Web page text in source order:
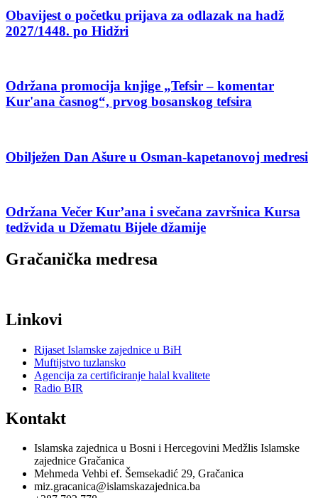
Obavijest o početku prijava za odlazak na hadž
2027/1448. po Hidžri
Održana promocija knjige „Tefsir – komentar
Kur'ana časnog“, prvog bosanskog tefsira
Obilježen Dan Ašure u Osman-kapetanovoj medresi
Održana Večer Kur’ana i svečana završnica Kursa
tedžvida u Džematu Bijele džamije
Gračanička medresa
Linkovi
Rijaset Islamske zajednice u BiH
Muftijstvo tuzlansko
Agencija za certificiranje halal kvalitete
Radio BIR
Kontakt
Islamska zajednica u Bosni i Hercegovini Medžlis Islamske
zajednice Gračanica
Mehmeda Vehbi ef. Šemsekadić 29, Gračanica
miz.gracanica@islamskazajednica.ba